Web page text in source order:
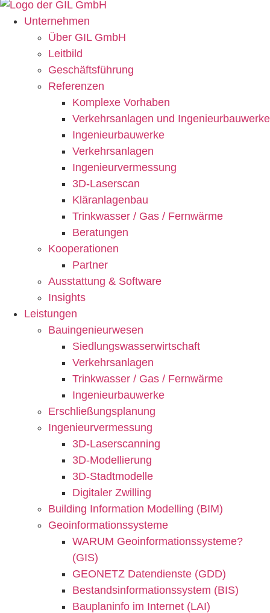
Unternehmen
Über GIL GmbH
Leitbild
Geschäftsführung
Referenzen
Komplexe Vorhaben
Verkehrsanlagen und Ingenieurbauwerke
Ingenieurbauwerke
Verkehrsanlagen
Ingenieur­vermessung
3D-Laserscan
Kläranlagenbau
Trinkwasser / Gas / Fernwärme
Beratungen
Kooperationen
Partner
Ausstattung & Software
Insights
Leistungen
Bauingenieurwesen
Siedlungswasserwirtschaft
Verkehrsanlagen
Trinkwasser / Gas / Fernwärme
Ingenieurbauwerke
Erschließungsplanung
Ingenieurvermessung
3D-Laserscanning
3D-Modellierung
3D-Stadtmodelle
Digitaler Zwilling
Building Information Modelling (BIM)
Geoinformationssysteme
WARUM Geoinformationssysteme?
(GIS)
GEONETZ Datendienste (GDD)
Bestandsinformationssystem (BIS)
Bauplaninfo im Internet (LAI)